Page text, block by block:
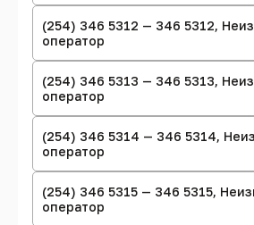
(254) 346 5312 — 346 5312,
оператор
(254) 346 5313 — 346 5313,
оператор
(254) 346 5314 — 346 5314,
оператор
(254) 346 5315 — 346 5315,
оператор